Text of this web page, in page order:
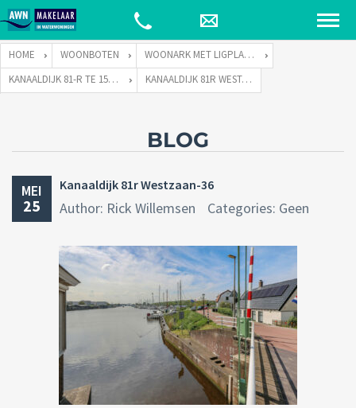
HOME WOONBOTEN
WOONARK MET LIGPLAATS
KANAALDIJK 81-R TE 1551 PH WESTZAAN
KANAALDIJK 81R WESTZAAN-36
BLOG
MEI
25
Kanaaldijk 81r Westzaan-36
Author: Rick Willemsen Categories: Geen